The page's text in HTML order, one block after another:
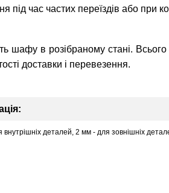
під час частих переїздів або при
шафу в розібраному стані.
доставки і перевезення.
деталей, 2 мм - для зовнішніх